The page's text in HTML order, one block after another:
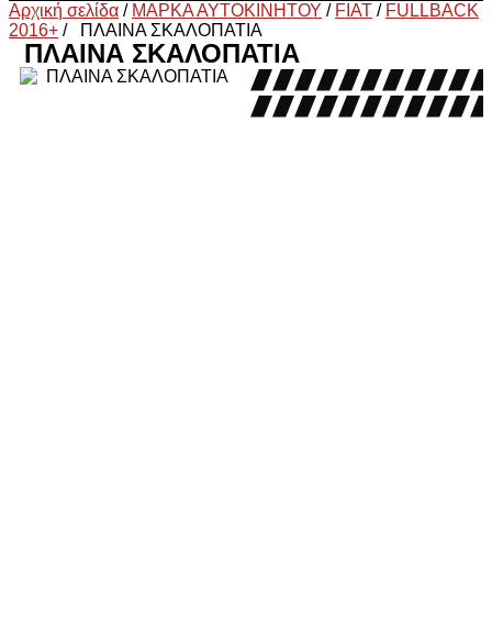
Αρχική σελίδα / ΜΑΡΚΑ ΑΥΤΟΚΙΝΗΤΟΥ / FIAT / FULLBACK
2016+ / ΠΛΑΙΝΑ ΣΚΑΛΟΠΑΤΙΑ
ΠΛΑΙΝΑ ΣΚΑΛΟΠΑΤΙΑ